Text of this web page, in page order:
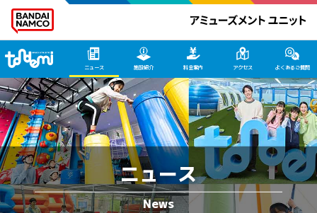
ニュース 施設紹介 料金案内 アクセス よくあるご質問
ニュース